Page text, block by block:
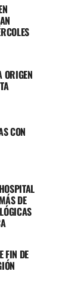
ORIGEN
CON
DE
FIN DE